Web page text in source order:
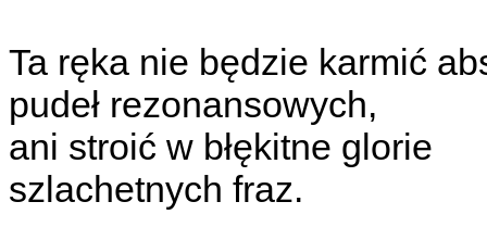
Ta ręka nie będzie karmić
pudeł rezonansowych,
ani stroić w błękitne glorie
szlachetnych fraz.